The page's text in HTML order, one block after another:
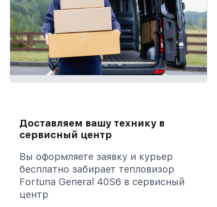
Доставляем вашу технику в
сервисный центр
Вы оформляете заявку и курьер
бесплатно забирает тепловизор
Fortuna General 40S6 в сервисный
центр